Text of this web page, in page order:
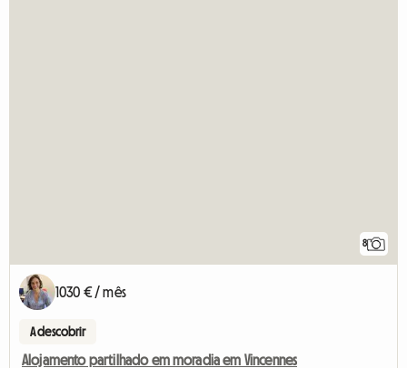
8
1030 € / mês
A descobrir
Alojamento partilhado em moradia em Vincennes